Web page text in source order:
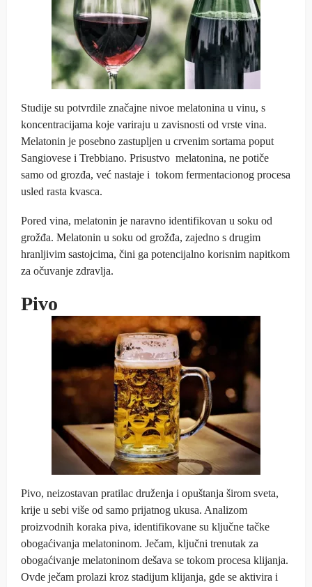
Studije su potvrdile značajne nivoe melatonina u vinu, s
koncentracijama koje variraju u zavisnosti od vrste vina.
Melatonin je posebno zastupljen u crvenim sortama poput
Sangiovese i Trebbiano. Prisustvo melatonina, ne potiče
samo od grozđa, već nastaje i tokom fermentacionog procesa
usled rasta kvasca.
Pored vina, melatonin je naravno identifikovan u soku od
grožđa. Melatonin u soku od grožđa, zajedno s drugim
hranljivim sastojcima, čini ga potencijalno korisnim napitkom
za očuvanje zdravlja.
Pivo
Pivo, neizostavan pratilac druženja i opuštanja širom sveta,
krije u sebi više od samo prijatnog ukusa. Analizom
proizvodnih koraka piva, identifikovane su ključne tačke
obogaćivanja melatoninom. Ječam, ključni trenutak za
obogaćivanje melatoninom dešava se tokom procesa klijanja.
Ovde ječam prolazi kroz stadijum klijanja, gde se aktivira i